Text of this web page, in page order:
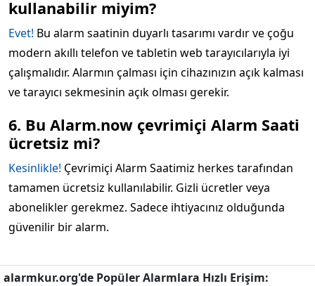
kullanabilir miyim?
Evet! Bu alarm saatinin duyarlı tasarımı vardır ve çoğu
modern akıllı telefon ve tabletin web tarayıcılarıyla iyi
çalışmalıdır. Alarmın çalması için cihazınızın açık kalması
ve tarayıcı sekmesinin açık olması gerekir.
6. Bu Alarm.now çevrimiçi Alarm Saati
ücretsiz mi?
Kesinlikle! Çevrimiçi Alarm Saatimiz herkes tarafından
tamamen ücretsiz kullanılabilir. Gizli ücretler veya
abonelikler gerekmez. Sadece ihtiyacınız olduğunda
güvenilir bir alarm.
alarmkur.org'de Popüler Alarmlara Hızlı Erişim: